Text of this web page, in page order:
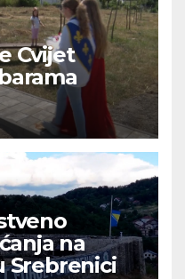
Cvijet
na
Srebrenici